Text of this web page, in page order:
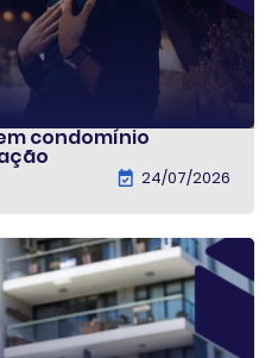
condomínio
24/07/2026